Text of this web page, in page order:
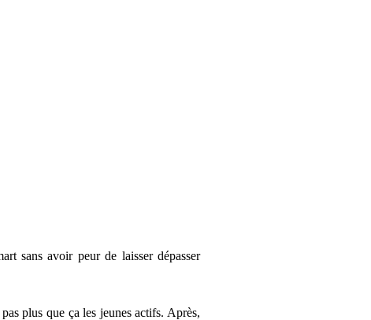
sans avoir peur de laisser dépasser
plus que ça les jeunes actifs. Après,